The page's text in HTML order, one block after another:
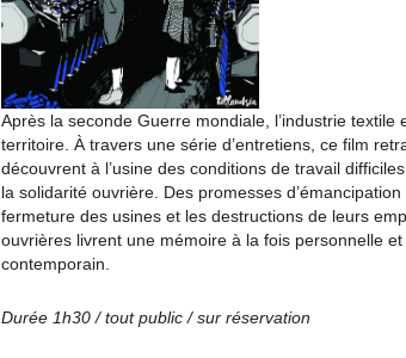
Après la seconde Guerre mondiale, l’industrie textile
territoire. À travers une série d’entretiens, ce film
découvrent à l’usine des conditions de travail
la solidarité ouvrière. Des promesses
fermeture des usines et les destructions de leurs
ouvrières livrent une mémoire à la fois personnelle
contemporain.
Durée 1h30 / tout public / sur réservation